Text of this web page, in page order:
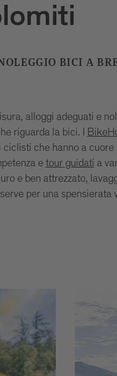
BICI A
alloggi adeguati e
riguarda la bici. I
che hanno a
e tour guidati a
e ben attrezzato,
per una spensierata